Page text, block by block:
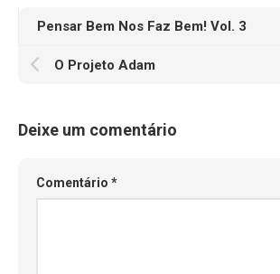
Pensar Bem Nos Faz Bem! Vol. 3
O Projeto Adam
Deixe um comentário
Comentário *